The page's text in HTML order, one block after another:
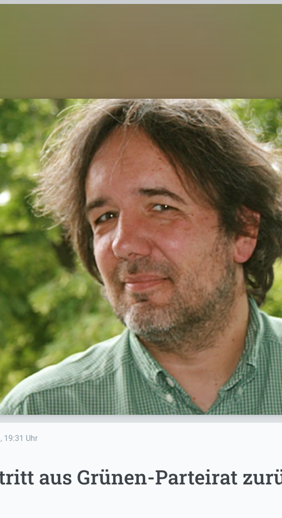
, 19:31 Uhr
aus Grünen-Parteirat